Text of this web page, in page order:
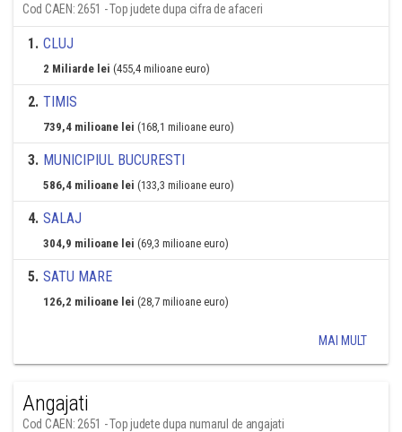
Cod CAEN: 2651 - Top judete dupa cifra de afaceri
1. CLUJ
2 Miliarde lei (455,4 milioane euro)
2. TIMIS
739,4 milioane lei (168,1 milioane euro)
3. MUNICIPIUL BUCURESTI
586,4 milioane lei (133,3 milioane euro)
4. SALAJ
304,9 milioane lei (69,3 milioane euro)
5. SATU MARE
126,2 milioane lei (28,7 milioane euro)
MAI MULT
Angajati
Cod CAEN: 2651 - Top judete dupa numarul de angajati